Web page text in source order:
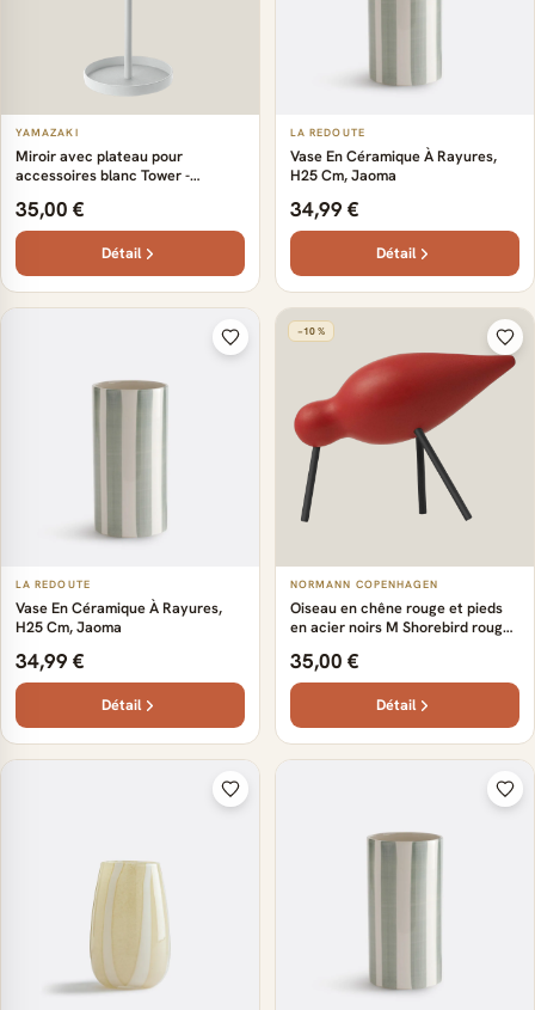
YAMAZAKI
Miroir avec plateau pour
accessoires blanc Tower -
35,00 €
Détail
LA REDOUTE
Vase En Céramique À Rayures,
H25 Cm, Jaoma
34,99 €
Détail
LA REDOUTE
Vase En Céramique À Rayures,
H25 Cm, Jaoma
34,99 €
Détail
−10 %
NORMANN COPENHAGEN
Oiseau en chêne rouge et pieds
en acier noirs M Shorebird rouge -
35,00 €
Détail